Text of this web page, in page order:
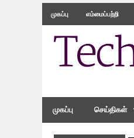
முகப்பு எம்மைப்பற்றி
முகப்பு செய்திகள்